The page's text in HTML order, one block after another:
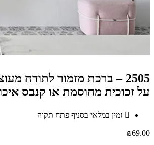
2505 – ברכת מזמור לתודה
על זכוכית מחוסמת או קנבס
זמין במלאי בסניף פתח תקוה
₪69.00